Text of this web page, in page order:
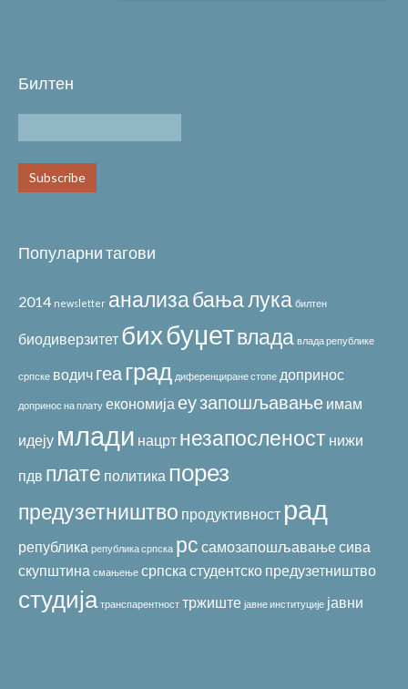
Билтен
Популарни тагови
2014 newsletter анализабања лука билтен
биодиверзитет бихбуџетвлада влада републике
српске водич геаград диференциране стопе допринос
допринос на плату економија еузапошљавање имам
идеју млади нацрт незапосленост нижи
пдв плате политика порез
предузетништво продуктивност рад
република република српска рс самозапошљавањесива
скупштина смањење српска студентско предузетништво
студија транспарентност тржиште јавне институције јавни